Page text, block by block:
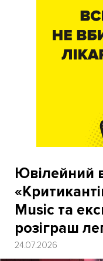
Ювілейний
Music та
розіграш
24.07.2026